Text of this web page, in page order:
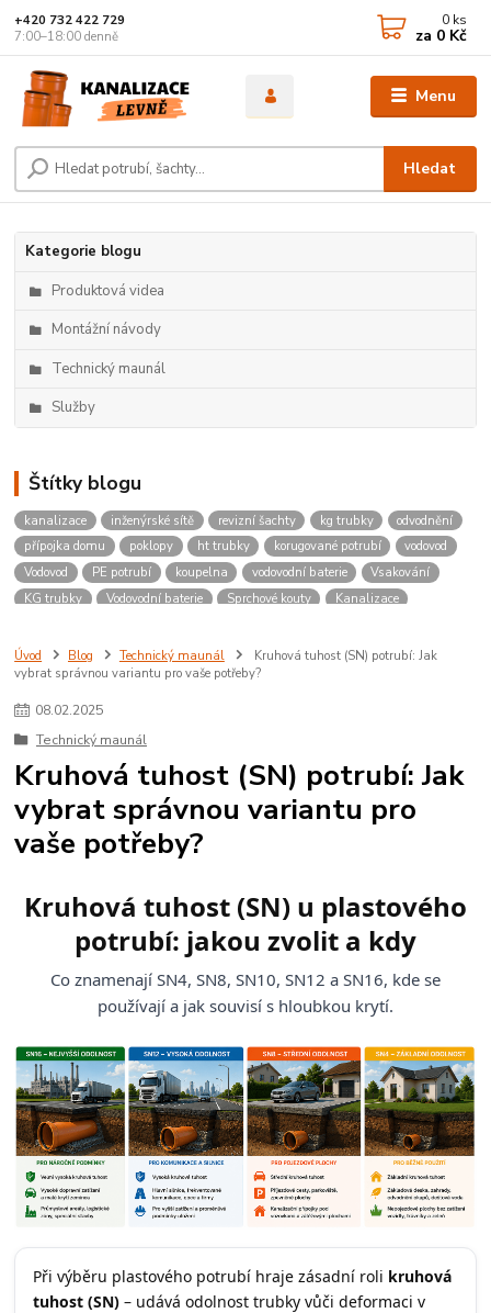
Menu
Hledat
+420 732 422 729
7:00–18:00 denně
0 ks
za 0 Kč
Kategorie blogu
Produktová videa
Montážní návody
Technický maunál
Služby
Štítky blogu
kanalizace inženýrské sítě revizní šachty kg trubky
odvodnění
přípojka domu
poklopy ht trubky korugované potrubí
vodovod
Vodovod
PE potrubí koupelna vodovodní baterie
Vsakování
KG trubky
Vodovodní baterie Sprchové kouty
Kanalizace
Úvod
Blog Technický maunál
Kruhová tuhost (SN) potrubí: Jak
vybrat správnou variantu pro vaše potřeby?
08.02.2025
Technický maunál
Kruhová tuhost (SN) potrubí: Jak
vybrat správnou variantu pro
vaše potřeby?
Kruhová tuhost (SN) u plastového
potrubí: jakou zvolit a kdy
Co znamenají SN4, SN8, SN10, SN12 a SN16, kde se
používají a jak souvisí s hloubkou krytí.
Při výběru plastového potrubí hraje zásadní roli kruhová
tuhost (SN) – udává odolnost trubky vůči deformaci v